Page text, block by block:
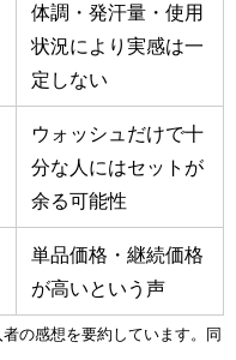
体調・発汗量・使用
状況により実感は一
定しない
ウォッシュだけで十
分な人にはセットが
余る可能性
単品価格・継続価格
が高いという声
の感想を要約しています。同